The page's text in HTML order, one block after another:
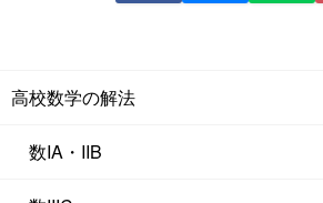
高校数学の解法
数IA・IIB